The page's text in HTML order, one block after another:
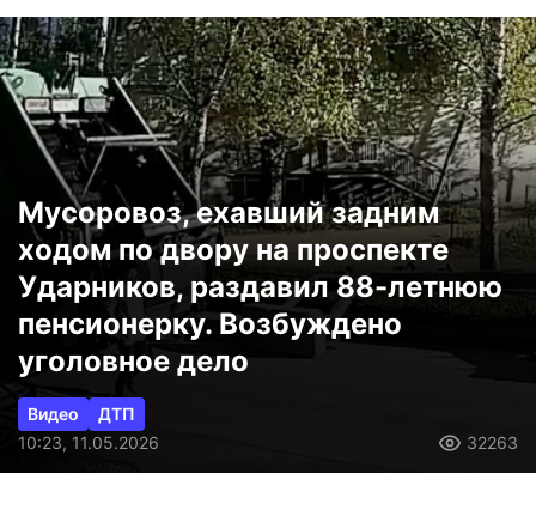
Мусоровоз, ехавший задним
ходом по двору на проспекте
Ударников, раздавил 88-летнюю
пенсионерку. Возбуждено
уголовное дело
Видео
ДТП
10:23, 11.05.2026
32263